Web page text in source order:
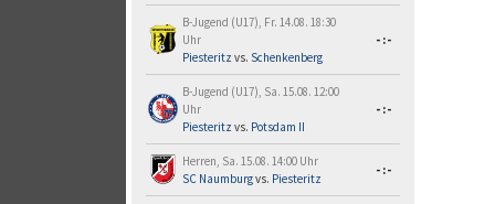
B-Jugend (U17), Fr. 14.08. 18:30
Uhr
Piesteritz vs. Schenkenberg
-:-
B-Jugend (U17), Sa. 15.08. 12:00
Uhr
Piesteritz vs. Potsdam II
-:-
Herren, Sa. 15.08. 14:00 Uhr
SC Naumburgvs. Piesteritz
-:-